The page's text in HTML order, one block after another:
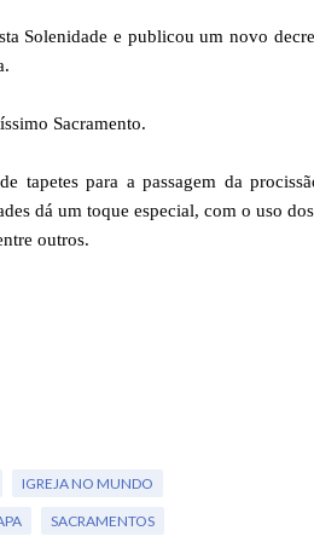
Solenidade e publicou um novo
Sacramento.
tapetes para a passagem da
dá um toque especial, com o uso
outros.
IGREJA NO MUNDO
SACRAMENTOS